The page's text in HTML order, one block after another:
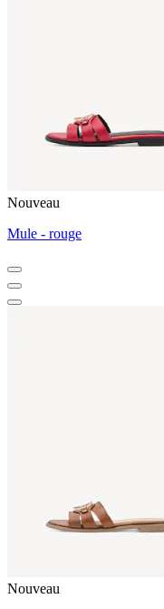
Nouveau
Mule - rouge
Nouveau